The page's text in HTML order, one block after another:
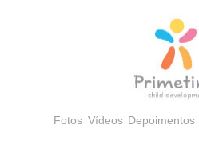
Fotos Vídeos Depoimentos